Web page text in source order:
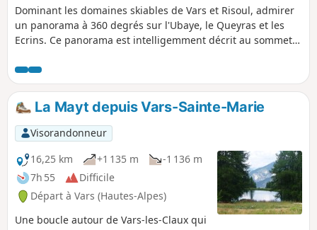
Dominant les domaines skiables de Vars et Risoul, admirer
un panorama à 360 degrés sur l'Ubaye, le Queyras et les
Ecrins. Ce panorama est intelligemment décrit au sommet
La Mayt depuis Vars-Sainte-Marie
Visorandonneur
16,25 km
+1 135 m
-1 136 m
7h 55
Difficile
Départ à Vars (Hautes-Alpes)
Une boucle autour de Vars-les-Claux qui